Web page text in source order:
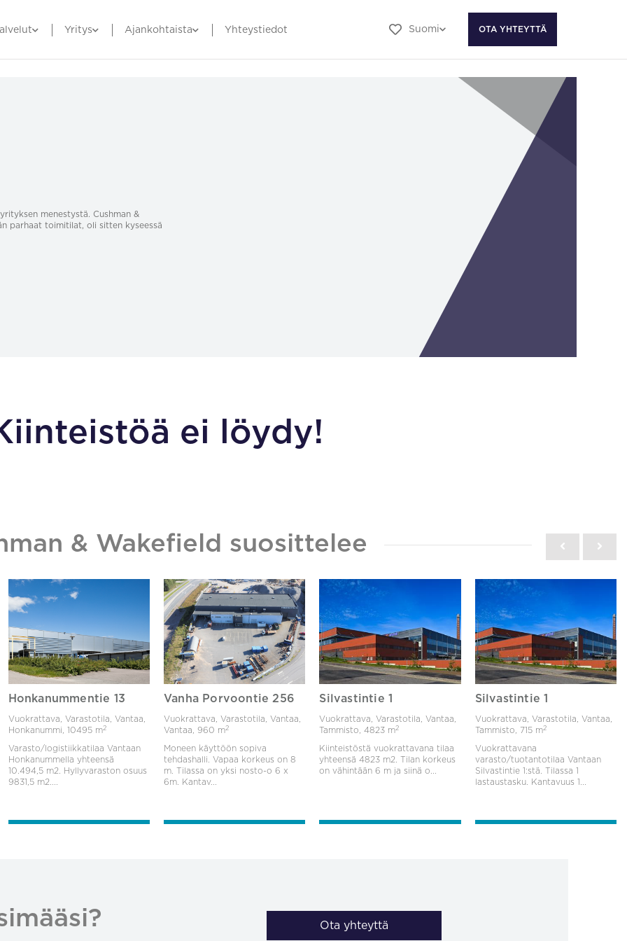
Yritys Ajankohtaista Yhteystiedot Suomi OTA YHTEYTTÄ
menestystä. Cushman &
parhaat toimitilat, oli sitten kyseessä
ei löydy!
& Wakefield suosittelee
Honkanummentie 13
Vuokrattava, Varastotila, Vantaa,
Honkanummi, 10495 m2
Varasto/logistiikkatilaa Vantaan
Honkanummella yhteensä
10.494,5 m2. Hyllyvaraston osuus
9831,5 m2....
Vanha Porvoontie 256
Vuokrattava, Varastotila, Vantaa,
Vantaa, 960 m2
Moneen käyttöön sopiva
tehdashalli. Vapaa korkeus on 8
m. Tilassa on yksi nosto-o 6 x
6m. Kantav...
Silvastintie 1
Vuokrattava, Varastotila, Vantaa,
Tammisto,4823 m2
Kiinteistöstä vuokrattavana tilaa
yhteensä 4823 m2. Tilan korkeus
on vähintään 6 m ja siinä o...
Silvastintie 1
Vuokrattava, Varastotila, Vantaa,
Tammisto,
715 m2
Vuokrattavana
varasto/tuotantotilaa Vantaan
Silvastintie 1:stä. Tilassa 1
lastaustasku. Kantavuus 1...
Ota yhteyttä